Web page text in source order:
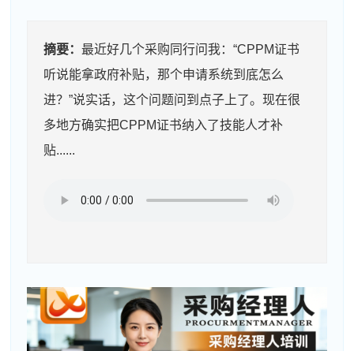
摘要：最近好几个采购同行问我：“CPPM证书
听说能拿政府补贴，那个申请系统到底怎么
进？”说实话，这个问题问到点子上了。现在很
多地方确实把CPPM证书纳入了技能人才补
贴......